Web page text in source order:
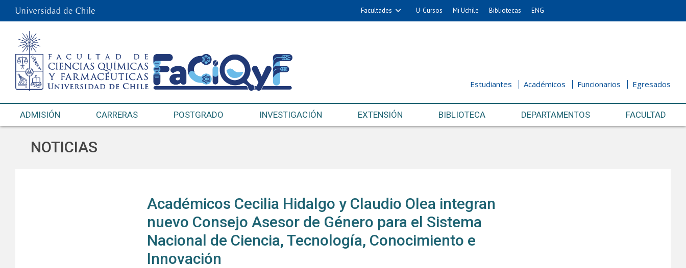
Facultades U-Cursos Mi Uchile Bibliotecas ENG
Estudiantes Académicos Funcionarios Egresados
ADMISIÓN CARRERAS POSTGRADO INVESTIGACIÓN EXTENSIÓN BIBLIOTECA DEPARTAMENTOS FACULTAD
NOTICIAS
Académicos Cecilia Hidalgo y Claudio Olea integran
nuevo Consejo Asesor de Género para el Sistema
Nacional de Ciencia, Tecnología, Conocimiento e
Innovación